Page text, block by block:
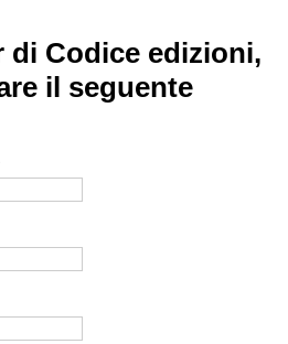
di Codice edizioni,
il seguente